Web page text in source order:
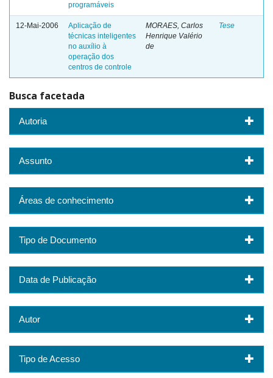
programáveis
12-Mai-2006
Aplicação de
técnicas inteligentes
no auxílio à
operação dos
centros de controle
MORAES, Carlos
Henrique Valério
de
Tese
Busca facetada
Autoria
Assunto
Áreas de conhecimento
Tipo de Documento
Data de Publicação
Autor
Tipo de Acesso